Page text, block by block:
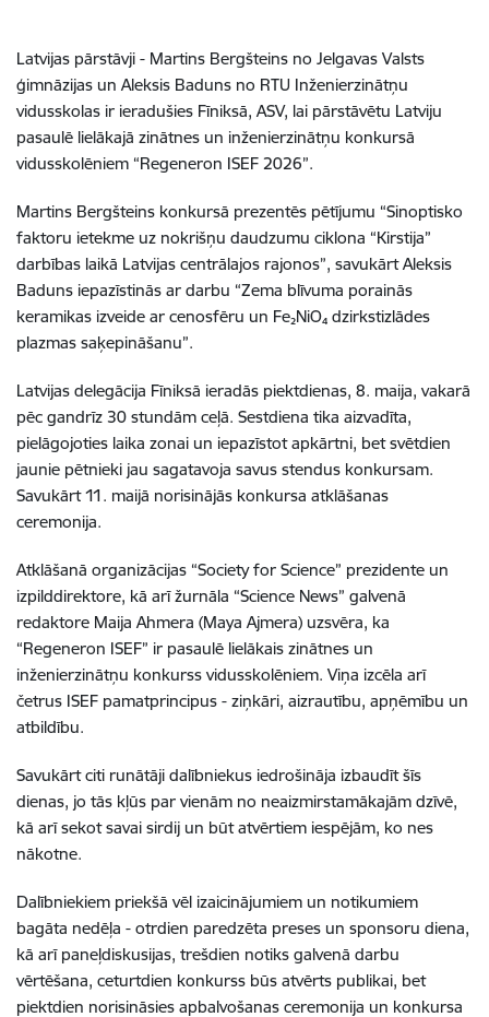
Latvijas pārstāvji - Martins Bergšteins no Jelgavas Valsts
ģimnāzijas un Aleksis Baduns no RTU Inženierzinātņu
vidusskolas ir ieradušies Fīniksā, ASV, lai pārstāvētu Latviju
pasaulē lielākajā zinātnes un inženierzinātņu konkursā
vidusskolēniem “Regeneron ISEF 2026”.
Martins Bergšteins konkursā prezentēs pētījumu “Sinoptisko
faktoru ietekme uz nokrišņu daudzumu ciklona “Kirstija”
darbības laikā Latvijas centrālajos rajonos”, savukārt Aleksis
Baduns iepazīstinās ar darbu “Zema blīvuma porainās
keramikas izveide ar cenosfēru un Fe₂NiO₄ dzirkstizlādes
plazmas saķepināšanu”.
Latvijas delegācija Fīniksā ieradās piektdienas, 8. maija, vakarā
pēc gandrīz 30 stundām ceļā. Sestdiena tika aizvadīta,
pielāgojoties laika zonai un iepazīstot apkārtni, bet svētdien
jaunie pētnieki jau sagatavoja savus stendus konkursam.
Savukārt 11. maijā norisinājās konkursa atklāšanas
ceremonija.
Atklāšanā organizācijas “Society for Science” prezidente un
izpilddirektore, kā arī žurnāla “Science News” galvenā
redaktore Maija Ahmera (Maya Ajmera) uzsvēra, ka
“Regeneron ISEF” ir pasaulē lielākais zinātnes un
inženierzinātņu konkurss vidusskolēniem. Viņa izcēla arī
četrus ISEF pamatprincipus - ziņkāri, aizrautību, apņēmību un
atbildību.
Savukārt citi runātāji dalībniekus iedrošināja izbaudīt šīs
dienas, jo tās kļūs par vienām no neaizmirstamākajām dzīvē,
kā arī sekot savai sirdij un būt atvērtiem iespējām, ko nes
nākotne.
Dalībniekiem priekšā vēl izaicinājumiem un notikumiem
bagāta nedēļa - otrdien paredzēta preses un sponsoru diena,
kā arī paneļdiskusijas, trešdien notiks galvenā darbu
vērtēšana, ceturtdien konkurss būs atvērts publikai, bet
piektdien norisināsies apbalvošanas ceremonija un konkursa